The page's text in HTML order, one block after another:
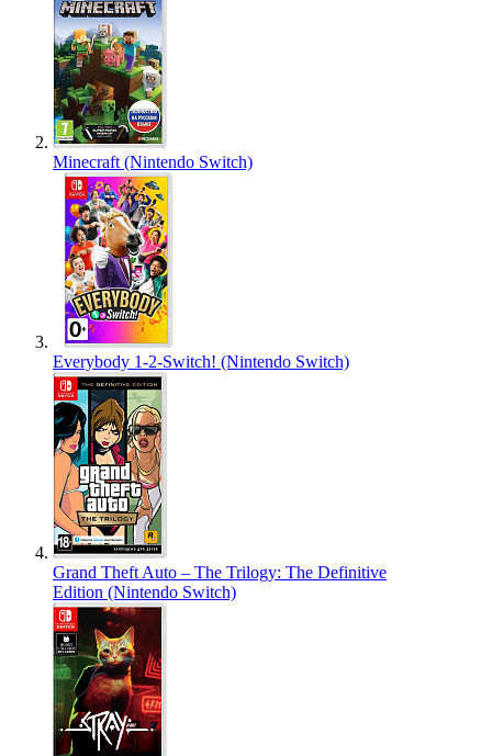
Minecraft (Nintendo Switch)
Everybody 1-2-Switch! (Nintendo Switch)
Grand Theft Auto – The Trilogy: The Definitive
Edition (Nintendo Switch)